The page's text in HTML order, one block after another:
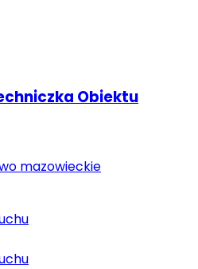
Obiektu
mazowieckie